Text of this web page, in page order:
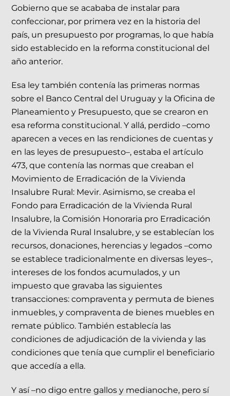
Gobierno que se acababa de instalar para
confeccionar, por primera vez en la historia del
país, un presupuesto por programas, lo que había
sido establecido en la reforma constitucional del
año anterior.
Esa ley también contenía las primeras normas
sobre el Banco Central del Uruguay y la Oficina de
Planeamiento y Presupuesto, que se crearon en
esa reforma constitucional. Y allá, perdido –como
aparecen a veces en las rendiciones de cuentas y
en las leyes de presupuesto–, estaba el artículo
473, que contenía las normas que creaban el
Movimiento de Erradicación de la Vivienda
Insalubre Rural: Mevir. Asimismo, se creaba el
Fondo para Erradicación de la Vivienda Rural
Insalubre, la Comisión Honoraria pro Erradicación
de la Vivienda Rural Insalubre, y se establecían los
recursos, donaciones, herencias y legados –como
se establece tradicionalmente en diversas leyes–,
intereses de los fondos acumulados, y un
impuesto que gravaba las siguientes
transacciones: compraventa y permuta de bienes
inmuebles, y compraventa de bienes muebles en
remate público. También establecía las
condiciones de adjudicación de la vivienda y las
condiciones que tenía que cumplir el beneficiario
que accedía a ella.
Y así –no digo entre gallos y medianoche, pero sí